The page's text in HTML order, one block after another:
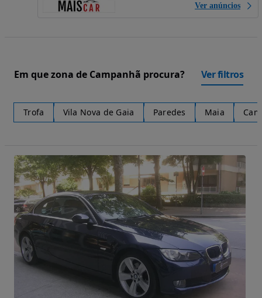
Ver anúncios
Em que zona de Campanhã procura? Ver filtros
Trofa Vila Nova de Gaia Paredes Maia